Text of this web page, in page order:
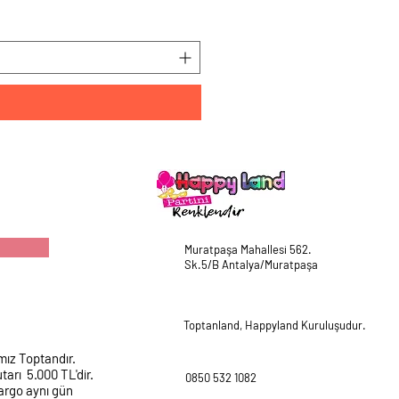
Toptandır.
5.000 TL'dir.
aynı gün
Muratpaşa Mahallesi 562.
Sk.5/B Antalya/Muratpaşa
Toptanland, Happyland Kuruluşudur.
0850 532 1082